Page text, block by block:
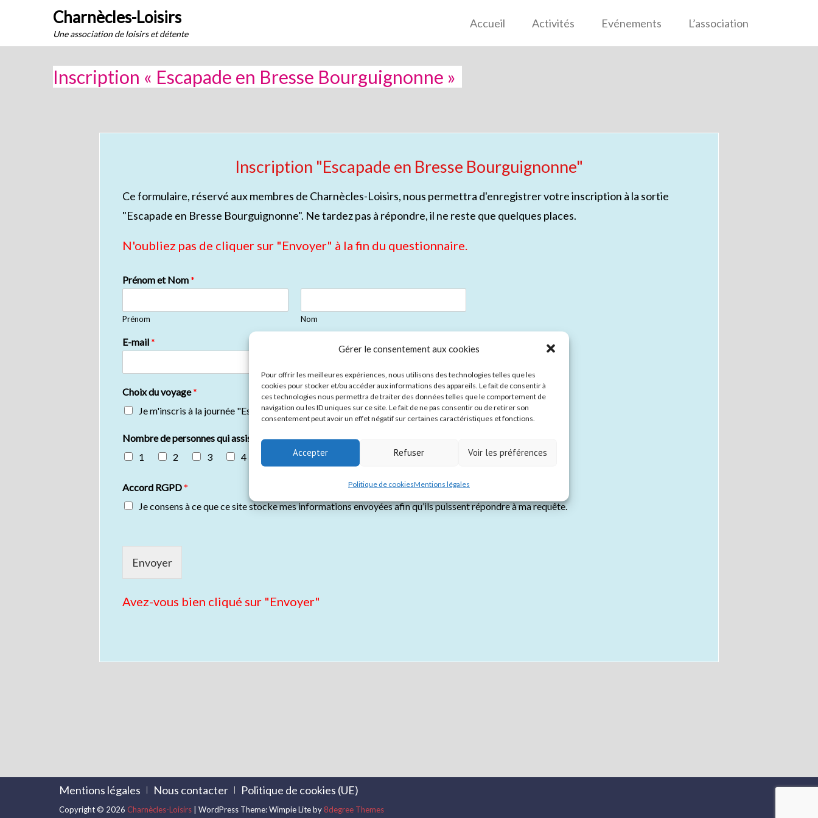
Gérer le consentement aux cookies
Pour offrir les meilleures expériences, nous utilisons des technologies telles que les
cookies pour stocker et/ou accéder aux informations des appareils. Le fait de consentir à
ces technologies nous permettra de traiter des données telles que le comportement de
navigation ou les ID uniques sur ce site. Le fait de ne pas consentir ou de retirer son
consentement peut avoir un effet négatif sur certaines caractéristiques et fonctions.
Accepter Refuser Voir les préférences
Politique de cookiesMentions légales
content
Charnècles-Loisirs
Une association de loisirs et détente
Accueil Activités Evénements L’association
Inscription « Escapade en Bresse Bourguignonne »
Inscription "Escapade en Bresse Bourguignonne"
Ce formulaire, réservé aux membres de Charnècles-Loisirs, nous permettra d'enregistrer votre inscription à la sortie
"Escapade en Bresse Bourguignonne". Ne tardez pas à répondre, il ne reste que quelques places.
N'oubliez pas de cliquer sur "Envoyer" à la fin du questionnaire.
Prénom et Nom*
Prénom Nom
E-mail*
Choix du voyage*
Je m'inscris à la journée "Escapade en Bresse Bourguignonne" - Louhans et son marché aux volailles
Nombre de personnes qui assisteraient*
1
2 3 4
Accord RGPD*
Je consens à ce que ce site stocke mes informations envoyées afin qu’ils puissent répondre à ma requête.
Envoyer
Avez-vous bien cliqué sur "Envoyer"
Mentions légales Nous contacter Politique de cookies (UE)
Copyright © 2026 Charnècles-Loisirs | WordPress Theme: Wimpie Lite by 8degree Themes